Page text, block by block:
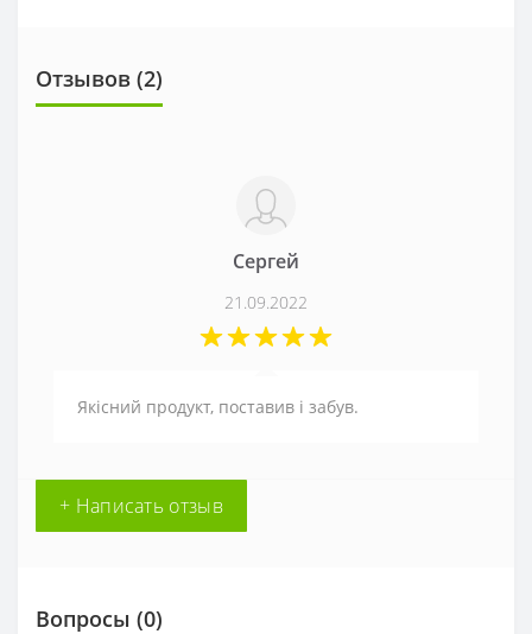
Отзывов (2)
Сергей
21.09.2022
Якісний продукт, поставив і забув.
+ Написать отзыв
Вопросы (0)